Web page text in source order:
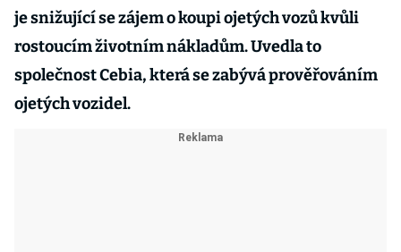
je snižující se zájem o koupi ojetých vozů kvůli
rostoucím životním nákladům. Uvedla to
společnost Cebia, která se zabývá prověřováním
ojetých vozidel.